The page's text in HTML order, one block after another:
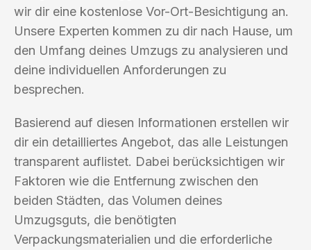
wir dir eine kostenlose Vor-Ort-Besichtigung an.
Unsere Experten kommen zu dir nach Hause, um
den Umfang deines Umzugs zu analysieren und
deine individuellen Anforderungen zu
besprechen.
Basierend auf diesen Informationen erstellen wir
dir ein detailliertes Angebot, das alle Leistungen
transparent auflistet. Dabei berücksichtigen wir
Faktoren wie die Entfernung zwischen den
beiden Städten, das Volumen deines
Umzugsguts, die benötigten
Verpackungsmaterialien und die erforderliche